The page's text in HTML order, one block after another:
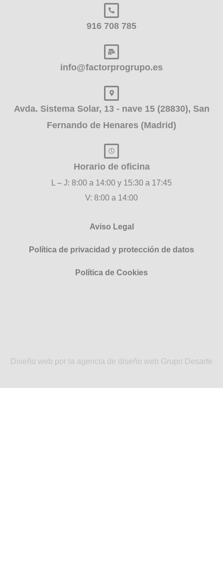
916 708 785
info@factorprogrupo.es
Avda. Sistema Solar, 13 - nave 15 (28830), San
Fernando de Henares (Madrid)
Horario de oficina
L – J: 8:00 a 14:00 y 15:30 a 17:45
V: 8:00 a 14:00
Aviso Legal
Política de privacidad y protección de datos
Política de Cookies
Diseño web por la agencia de diseño web Grupo Desarte